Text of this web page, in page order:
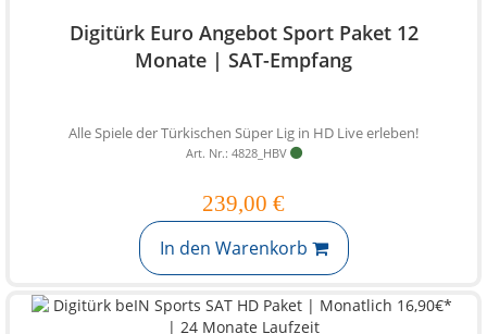
Digitürk Euro Angebot Sport Paket 12
Monate | SAT-Empfang
Alle Spiele der Türkischen Süper Lig in HD Live erleben!
Art. Nr.: 4828_HBV
239,00 €
In den Warenkorb